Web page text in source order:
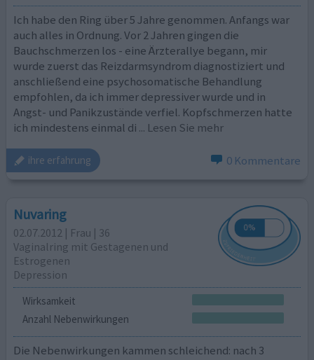
Ich habe den Ring über 5 Jahre genommen. Anfangs war
auch alles in Ordnung. Vor 2 Jahren gingen die
Bauchschmerzen los - eine Ärzterallye begann, mir
wurde zuerst das Reizdarmsyndrom diagnostiziert und
anschließend eine psychosomatische Behandlung
empfohlen, da ich immer depressiver wurde und in
Angst- und Panikzustände verfiel. Kopfschmerzen hatte
ich mindestens einmal di ... Lesen Sie mehr
ihre erfahrung 0 Kommentare
Nuvaring
02.07.2012 | Frau | 36
Vaginalring mit Gestagenen und
Estrogenen
Depression
Wirksamkeit
Anzahl Nebenwirkungen
Die Nebenwirkungen kammen schleichend: nach 3